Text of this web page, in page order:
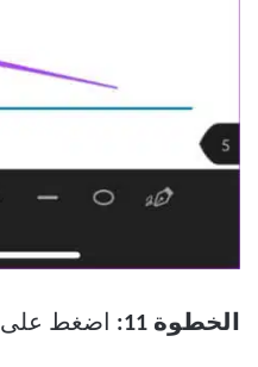
الخطوة 11: اضغط على